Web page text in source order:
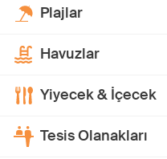
Plajlar
Havuzlar
Yiyecek & İçecek
Tesis Olanakları